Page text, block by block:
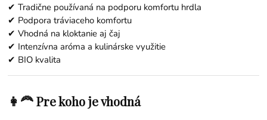
✔ Tradične používaná na podporu komfortu hrdla
✔ Podpora tráviaceho komfortu
✔ Vhodná na kloktanie aj čaj
✔ Intenzívna aróma a kulinárske využitie
✔ BIO kvalita
👩‍🦰 Pre koho je vhodná